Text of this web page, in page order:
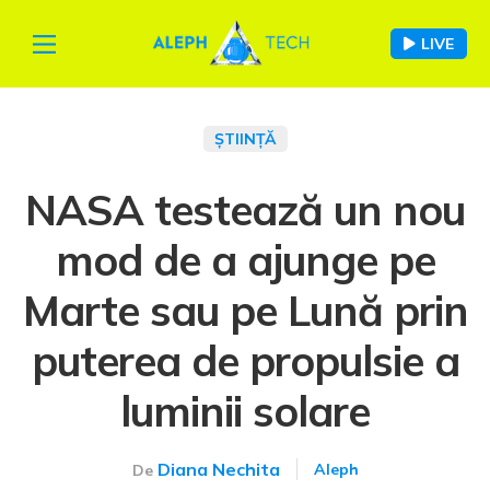
LIVE
ȘTIINȚĂ
NASA testează un nou
mod de a ajunge pe
Marte sau pe Lună prin
puterea de propulsie a
luminii solare
De Diana Nechita Aleph